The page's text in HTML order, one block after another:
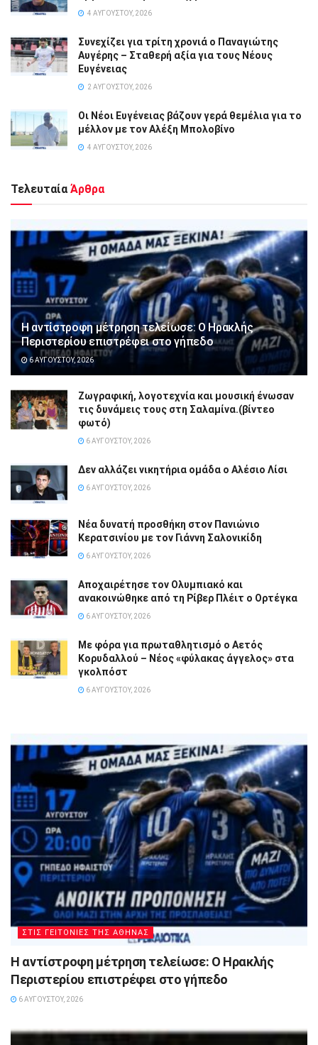
4 ΑΥΓΟΎΣΤΟΥ, 2026
Συνεχίζει για τρίτη χρονιά ο Παναγιώτης
Αυγέρης – Σταθερή αξία για τους Νέους
Ευγένειας
2 ΑΥΓΟΎΣΤΟΥ, 2026
Οι Νέοι Ευγένειας βάζουν γερά θεμέλια για το
μέλλον με τον Αλέξη Μπολοβίνο
4 ΑΥΓΟΎΣΤΟΥ, 2026
Τελευταία Άρθρα
Η αντίστροφη μέτρηση τελείωσε: Ο Ηρακλής
Περιστερίου επιστρέφει στο γήπεδο
6 ΑΥΓΟΎΣΤΟΥ, 2026
Ζωγραφική, λογοτεχνία και μουσική ένωσαν
τις δυνάμεις τους στη Σαλαμίνα.(βίντεο
φωτό)
6 ΑΥΓΟΎΣΤΟΥ, 2026
Δεν αλλάζει νικητήρια ομάδα ο Αλέσιο Λίσι
6 ΑΥΓΟΎΣΤΟΥ, 2026
Νέα δυνατή προσθήκη στον Πανιώνιο
Κερατσινίου με τον Γιάννη Σαλονικίδη
6 ΑΥΓΟΎΣΤΟΥ, 2026
Αποχαιρέτησε τον Ολυμπιακό και
ανακοινώθηκε από τη Ρίβερ Πλέιτ ο Ορτέγκα
6 ΑΥΓΟΎΣΤΟΥ, 2026
Με φόρα για πρωταθλητισμό ο Αετός
Κορυδαλλού – Νέος «φύλακας άγγελος» στα
γκολπόστ
6 ΑΥΓΟΎΣΤΟΥ, 2026
ΣΤΙΣ ΓΕΙΤΟΝΙΕΣ ΤΗΣ ΑΘΗΝΑΣ
Η αντίστροφη μέτρηση τελείωσε: Ο Ηρακλής
Περιστερίου επιστρέφει στο γήπεδο
6 ΑΥΓΟΎΣΤΟΥ, 2026